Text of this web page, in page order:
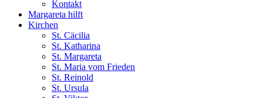
Kontakt
Margareta hilft
Kirchen
St. Cäcilia
St. Katharina
St. Margareta
St. Maria vom Frieden
St. Reinold
St. Ursula